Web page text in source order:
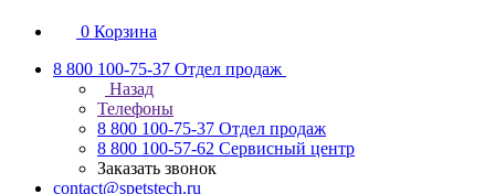
0 Корзина
8 800 100-75-37 Отдел продаж
Назад
Телефоны
8 800 100-75-37 Отдел продаж
8 800 100-57-62 Сервисный центр
Заказать звонок
contact@spetstech.ru